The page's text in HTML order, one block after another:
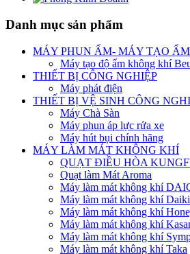
Danh mục sản phẩm
MÁY PHUN ẨM- MÁY TẠO ẨM
Máy tạo độ ẩm không khí
THIẾT BỊ CÔNG NGHIỆP
Máy phát điện
THIẾT BỊ VỆ SINH CÔNG
Máy Chà Sàn
Máy phun áp lực rửa xe
Máy hút bụi chính hãng
MÁY LÀM MÁT KHÔNG KHÍ
QUẠT ĐIỀU HÒA
Quạt làm Mát Aroma
Máy làm mát không khí
Máy làm mát không khí
Máy làm mát không khí
Máy làm mát không khí
Máy làm mát không khí
Máy làm mát không khí Taka